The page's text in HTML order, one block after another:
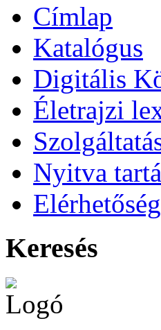
Címlap
Katalógus
Digitális
Életrajzi
Nyitva
Keresés